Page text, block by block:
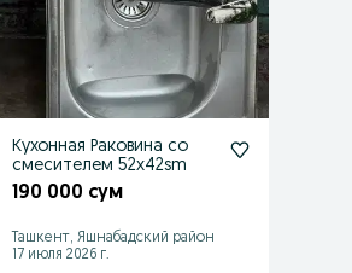
Кухонная Раковина со
смесителем 52х42sm
190 000 сум
Ташкент, Яшнабадский район
17 июля 2026 г.